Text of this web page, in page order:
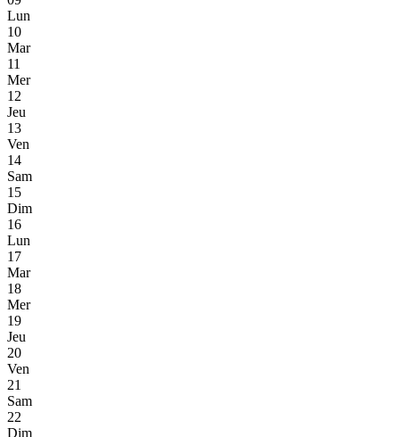
Lun
10
Mar
11
Mer
12
Jeu
13
Ven
14
Sam
15
Dim
16
Lun
17
Mar
18
Mer
19
Jeu
20
Ven
21
Sam
22
Dim